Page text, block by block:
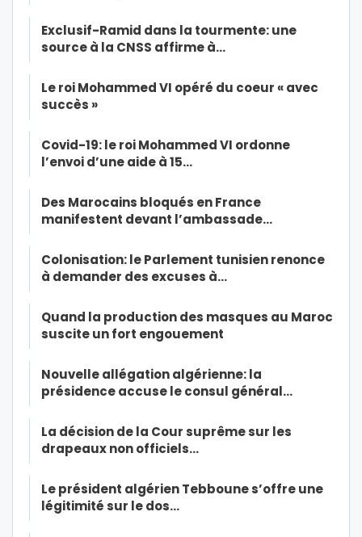
Exclusif-Ramid dans la tourmente: une
source à la CNSS affirme à…
Le roi Mohammed VI opéré du coeur « avec
succès »
Covid-19: le roi Mohammed VI ordonne
l’envoi d’une aide à 15…
Des Marocains bloqués en France
manifestent devant l’ambassade…
Colonisation: le Parlement tunisien renonce
à demander des excuses à…
Quand la production des masques au Maroc
suscite un fort engouement
Nouvelle allégation algérienne: la
présidence accuse le consul général…
La décision de la Cour suprême sur les
drapeaux non officiels…
Le président algérien Tebboune s’offre une
légitimité sur le dos…